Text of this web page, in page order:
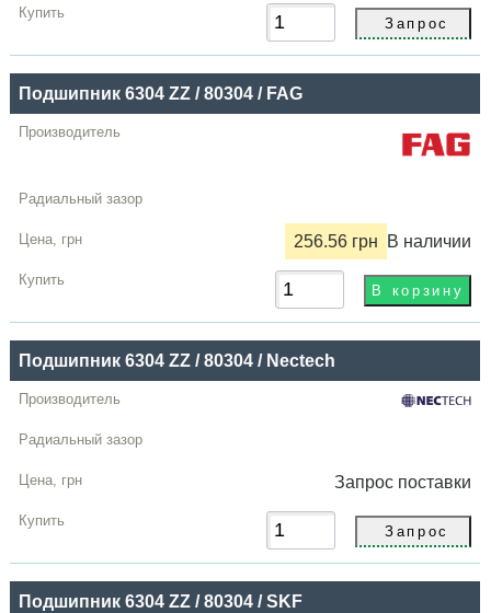
грн
Купить
Подшипник 6304 ZZ / 80304 / FAG
256.56 грн В наличии
Подшипник 6304 ZZ / 80304 / Nectech
Запрос поставки
Подшипник 6304 ZZ / 80304 / SKF